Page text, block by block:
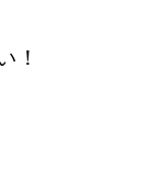
！